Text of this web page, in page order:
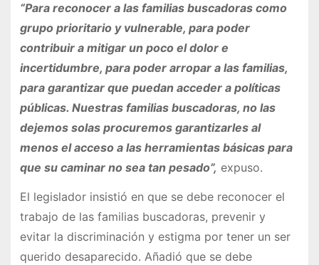
“Para reconocer a las familias buscadoras como
grupo prioritario y vulnerable, para poder
contribuir a mitigar un poco el dolor e
incertidumbre, para poder arropar a las familias,
para garantizar que puedan acceder a políticas
públicas. Nuestras familias buscadoras, no las
dejemos solas procuremos garantizarles al
menos el acceso a las herramientas básicas para
que su caminar no sea tan pesado”, expuso.
El legislador insistió en que se debe reconocer el
trabajo de las familias buscadoras, prevenir y
evitar la discriminación y estigma por tener un ser
querido desaparecido. Añadió que se debe